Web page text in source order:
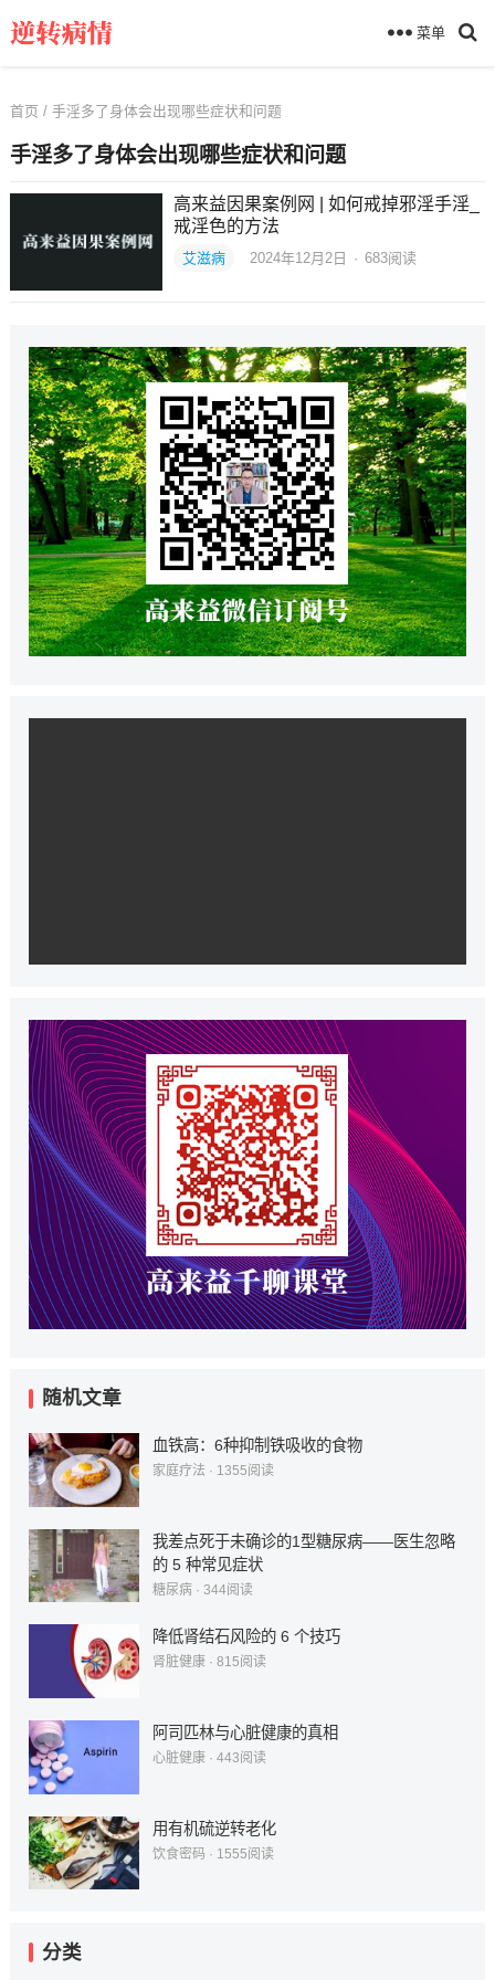
菜单
首页 / 手淫多了身体会出现哪些症状和问题
手淫多了身体会出现哪些症状和问题
高来益因果案例网 | 如何戒掉邪淫手淫_
戒淫色的方法
艾滋病 2024年12月2日 · 683阅读
随机文章
血铁高：6种抑制铁吸收的食物
家庭疗法 · 1355阅读
我差点死于未确诊的1型糖尿病——医生忽略
的 5 种常见症状
糖尿病· 344阅读
降低肾结石风险的 6 个技巧
肾脏健康· 815阅读
阿司匹林与心脏健康的真相
心脏健康· 443阅读
用有机硫逆转老化
饮食密码 · 1555阅读
分类